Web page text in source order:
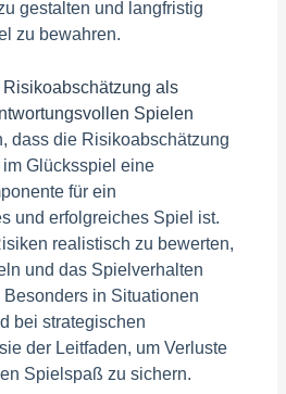
gestalten und langfristig
zu bewahren.
als
Spielen
dass die Risikoabschätzung
Glücksspiel eine
für ein
und erfolgreiches Spiel ist.
realistisch zu bewerten,
und das Spielverhalten
Besonders in Situationen
bei strategischen
der Leitfaden, um Verluste
Spielspaß zu sichern.